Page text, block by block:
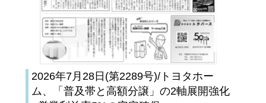
2026年7月28日(第2289号)/トヨタホー
ム、「普及帯と高額分譲」の2軸展開強化